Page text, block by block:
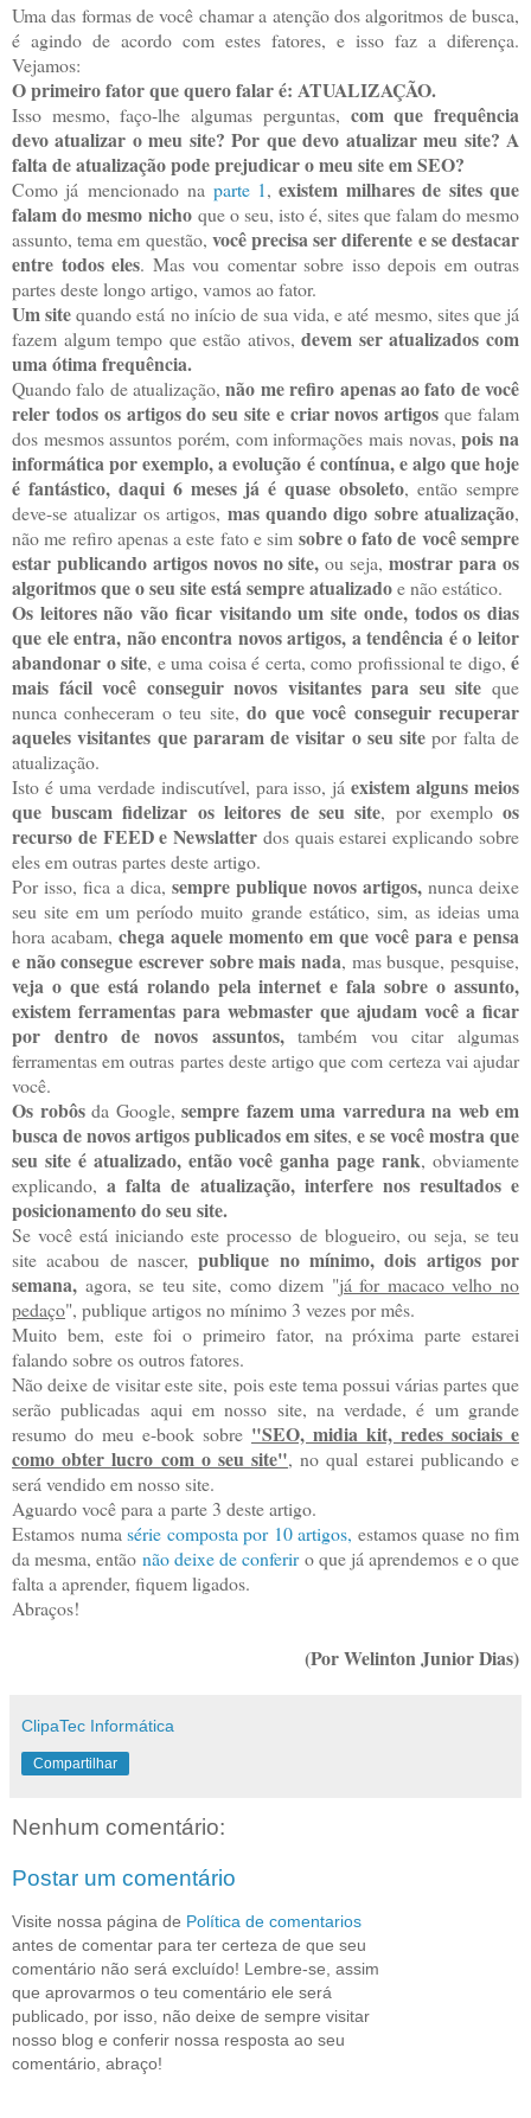
Uma das formas de você chamar a atenção dos algoritmos de busca,
é agindo de acordo com estes fatores, e isso faz a diferença.
Vejamos:
O primeiro fator que quero falar é: ATUALIZAÇÃO.
Isso mesmo, faço-lhe algumas perguntas, com que frequência
devo atualizar o meu site? Por que devo atualizar meu site? A
falta de atualização pode prejudicar o meu site em SEO?
Como já mencionado na parte 1,existem milhares de sites que
falam do mesmo nicho que o seu, isto é, sites que falam do mesmo
assunto, tema em questão, você precisa ser diferente e se destacar
entre todos eles. Mas vou comentar sobre isso depois em outras
partes deste longo artigo, vamos ao fator.
Um sitequando está no início de sua vida, e até mesmo, sites que já
fazem algum tempo que estão ativos,devem ser atualizados com
uma ótima frequência.
Quando falo de atualização, não me refiro apenas ao fato de você
reler todos os artigos do seu site e criar novos artigos que falam
dos mesmos assuntos porém, com informações mais novas,pois na
informática por exemplo, a evolução é contínua, e algo que hoje
é fantástico, daqui 6 meses já é quase obsoleto, então sempre
deve-se atualizar os artigos, mas quando digo sobre atualização,
não me refiro apenas a este fato e sim sobre o fato de você sempre
estar publicando artigos novos no site, ou seja,mostrar para os
algoritmos que o seu site está sempre atualizadoe não estático.
Os leitores não vão ficar visitando um site onde, todos os dias
que ele entra, não encontra novos artigos, a tendência é o leitor
abandonar o site, e uma coisa é certa, como profissional te digo, é
mais fácil você conseguir novos visitantes para seu site que
nunca conheceram o teu site,do que você conseguir recuperar
aqueles visitantes que pararam de visitar o seu site por falta de
atualização.
Isto é uma verdade indiscutível, para isso, jáexistem alguns meios
que buscam fidelizar os leitores de seu site, por exemploos
recurso de FEED e Newslatter dos quais estarei explicando sobre
eles em outras partes deste artigo.
Por isso, fica a dica, sempre publique novos artigos, nunca deixe
seu site em um período muito grande estático, sim, as ideias uma
hora acabam, chega aquele momento em que você para e pensa
e não consegue escrever sobre mais nada, mas busque, pesquise,
veja o que está rolando pela internet e fala sobre o assunto,
existem ferramentas para webmaster que ajudam você a ficar
por dentro de novos assuntos,também vou citar algumas
ferramentas em outras partes deste artigo que com certeza vai ajudar
você.
Os robôs da Google, sempre fazem uma varredura na web em
busca de novos artigos publicados em sites, e se você mostra que
seu site é atualizado, então você ganha page rank, obviamente
explicando,a falta de atualização, interfere nos resultados e
posicionamento do seu site.
Se você está iniciando este processo de blogueiro, ou seja, se teu
site acabou de nascer,publique no mínimo, dois artigos por
semana, agora, se teu site, como dizem "já for macaco velho no
pedaço", publique artigos no mínimo 3 vezes por mês.
Muito bem, este foi o primeiro fator, na próxima parte estarei
falando sobre os outros fatores.
Não deixe de visitar este site, pois este tema possui várias partes que
serão publicadas aqui em nosso site, na verdade, é um grande
resumo do meu e-book sobre "SEO, midia kit, redes sociais e
como obter lucro com o seu site", no qual estarei publicando e
será vendido em nosso site.
Aguardo você para a parte 3 deste artigo.
Estamos numa série composta por 10 artigos, estamos quase no fim
da mesma, então não deixe de conferiro que já aprendemos e o que
falta a aprender, fiquem ligados.
Abraços!
(Por Welinton Junior Dias)
ClipaTec Informática
Compartilhar
Nenhum comentário:
Postar um comentário
Visite nossa página de Política de comentarios
antes de comentar para ter certeza de que seu
comentário não será excluído! Lembre-se, assim
que aprovarmos o teu comentário ele será
publicado, por isso, não deixe de sempre visitar
nosso blog e conferir nossa resposta ao seu
comentário, abraço!